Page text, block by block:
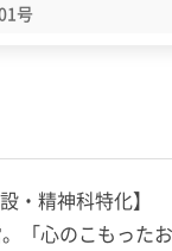
号
・精神科特化】
「心のこもった